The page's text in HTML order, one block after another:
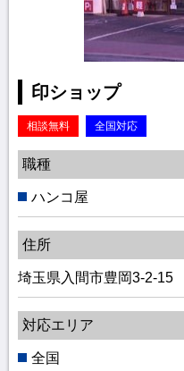
印ショップ
相談無料 全国対応
職種
ハンコ屋
住所
埼玉県入間市豊岡3-2-15
対応エリア
全国